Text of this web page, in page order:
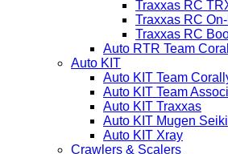
Traxxas RC
Traxxas RC
Traxxas RC
Auto RTR Team
Auto KIT
Auto KIT Team
Auto KIT Team
Auto KIT Traxxas
Auto KIT Mugen Seiki
Auto KIT Xray
Crawlers & Scalers